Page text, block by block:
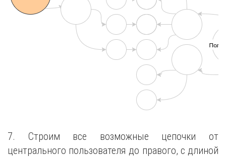
7. Строим все возможные цепочки от
центрального пользователя до правого, с длиной